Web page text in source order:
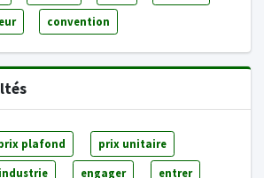
convention
plafond prix unitaire
industrie engager entrer